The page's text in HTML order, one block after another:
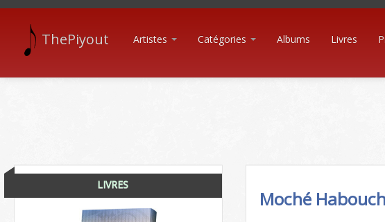
ThePiyout Artistes Catégories Albums Livres
LIVRES
Moché